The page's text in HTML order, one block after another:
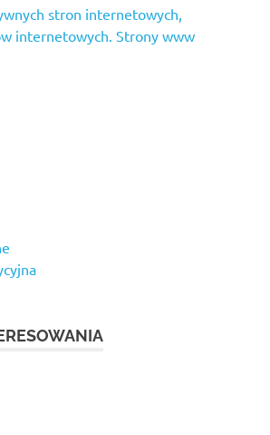
stron internetowych,
internetowych. Strony www